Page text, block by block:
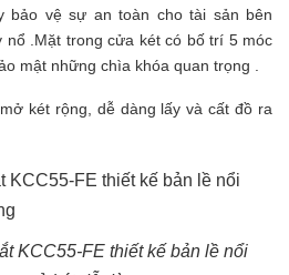
bảo vệ sự an toàn cho tài sản bên
nổ .Mặt trong cửa két có bố trí 5 móc
mật những chìa khóa quan trọng .
két rộng, dễ dàng lấy và cất đồ ra
KCC55-FE thiết kế bản lề nổi